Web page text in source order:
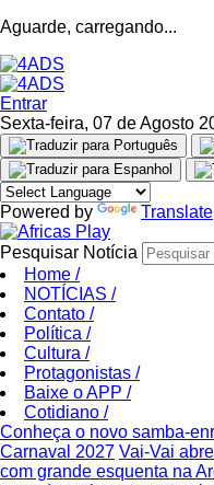
Aguarde, carregando...
Entrar
Sexta-feira, 07 de Agosto
Powered by Translate
Pesquisar Notícia
Home /
NOTÍCIAS /
Contato /
Política /
Cultura /
Protagonistas /
Baixe o APP /
Cotidiano /
Conheça o novo samba-
Carnaval 2027 Vai-Vai
com grande esquenta na